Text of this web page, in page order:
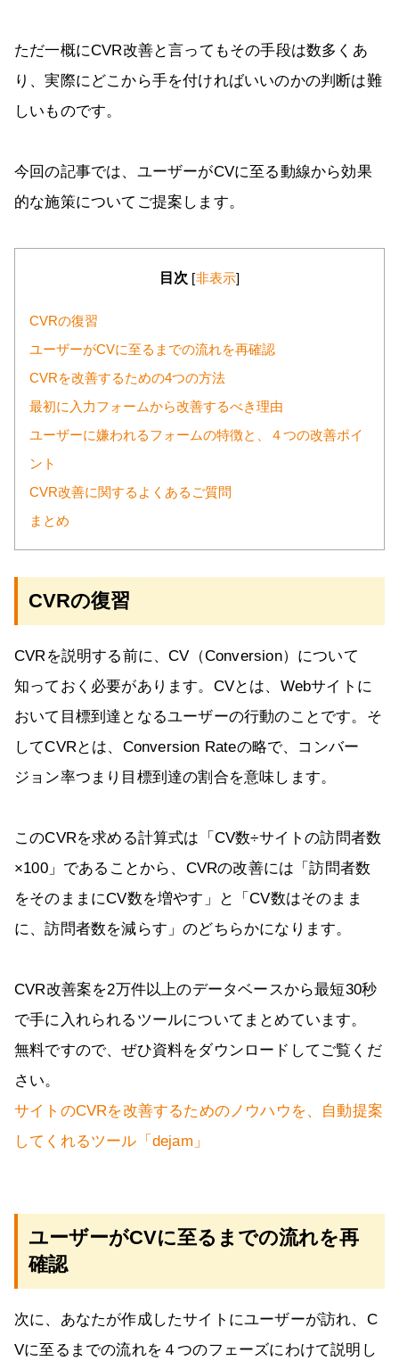
ただ一概にCVR改善と言ってもその手段は数多くあ
り、実際にどこから手を付ければいいのかの判断は難
しいものです。
今回の記事では、ユーザーがCVに至る動線から効果
的な施策についてご提案します。
目次 [非表示]
CVRの復習
ユーザーがCVに至るまでの流れを再確認
CVRを改善するための4つの方法
最初に入力フォームから改善するべき理由
ユーザーに嫌われるフォームの特徴と、４つの改善ポイ
ント
CVR改善に関するよくあるご質問
まとめ
CVRの復習
CVRを説明する前に、CV（Conversion）について
知っておく必要があります。CVとは、Webサイトに
おいて目標到達となるユーザーの行動のことです。そ
してCVRとは、Conversion Rateの略で、コンバー
ジョン率つまり目標到達の割合を意味します。
このCVRを求める計算式は「CV数÷サイトの訪問者数
×100」であることから、CVRの改善には「訪問者数
をそのままにCV数を増やす」と「CV数はそのまま
に、訪問者数を減らす」のどちらかになります。
CVR改善案を2万件以上のデータベースから最短30秒
で手に入れられるツールについてまとめています。
無料ですので、ぜひ資料をダウンロードしてご覧くだ
さい。
サイトのCVRを改善するためのノウハウを、自動提案
してくれるツール「dejam」
ユーザーがCVに至るまでの流れを再
確認
次に、あなたが作成したサイトにユーザーが訪れ、C
Vに至るまでの流れを４つのフェーズにわけて説明し